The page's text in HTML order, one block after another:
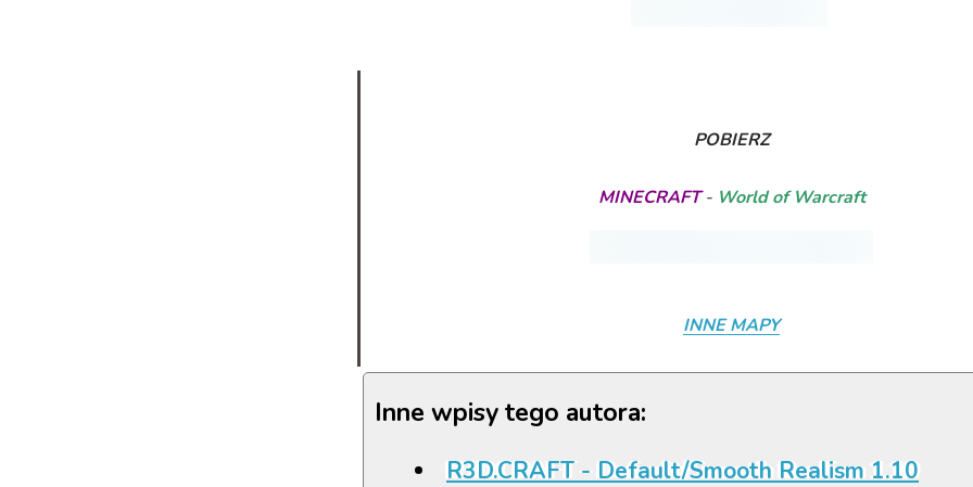
POBIERZ
MINECRAFT- World of Warcraft
INNE MAPY
Inne wpisy tego autora:
R3D.CRAFT - Default/Smooth Realism 1.10